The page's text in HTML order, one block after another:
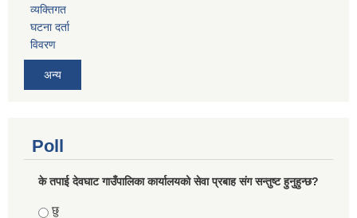
व्यक्तिगत
घटना दर्ता
विवरण
अन्य
Poll
के तपाई देवघाट गाउँपालिका कार्यालयको सेवा प्रबाह संग सन्तुष्ट हुनुहुन्छ?
Choices
छु